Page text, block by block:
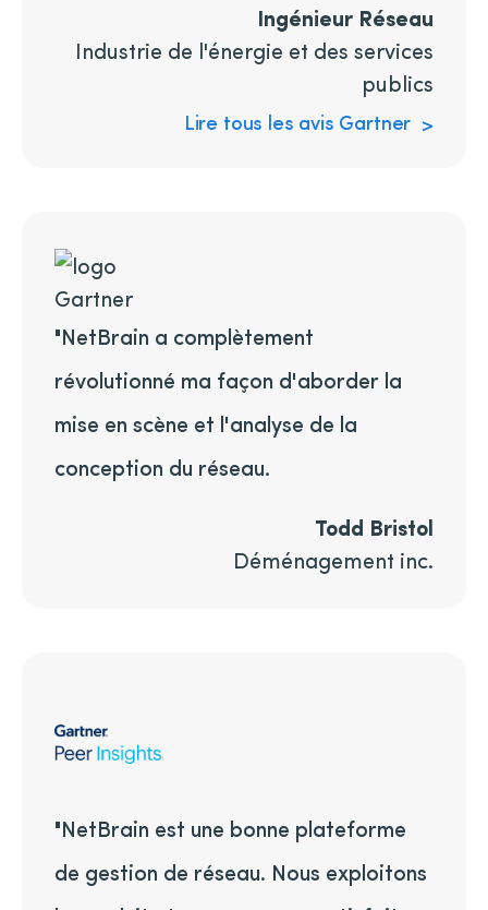
Ingénieur Réseau
Industrie de l'énergie et des services
publics
Lire tous les avis Gartner
"NetBrain a complètement
révolutionné ma façon d'aborder la
mise en scène et l'analyse de la
conception du réseau.
Todd Bristol
Déménagement inc.
"NetBrain est une bonne plateforme
de gestion de réseau. Nous exploitons